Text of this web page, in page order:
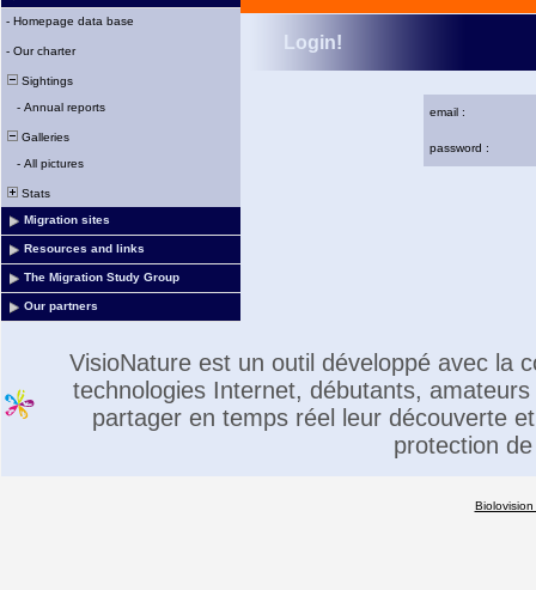
- Homepage data base
- Our charter
Sightings
- Annual reports
Galleries
- All pictures
Stats
Migration sites
Resources and links
The Migration Study Group
Our partners
Login!
email :
password :
VisioNature est un outil développé avec la
technologies Internet, débutants,
partager en temps réel leur découverte
protection
Biolovision